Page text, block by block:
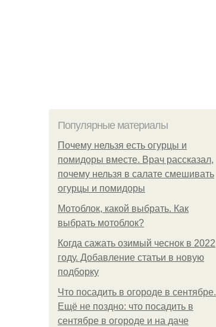
Популярные материалы
Почему нельзя есть огурцы и
помидоры вместе. Врач рассказал,
почему нельзя в салате смешивать
огурцы и помидоры
Мотоблок, какой выбрать. Как
выбрать мотоблок?
Когда сажать озимый чеснок в 2022
году. Добавление статьи в новую
подборку
Что посадить в огороде в сентябре.
Ещё не поздно: что посадить в
сентябре в огороде и на даче